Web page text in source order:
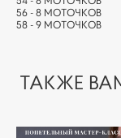
56 - 8 МОТОЧКОВ
58 - 9 МОТОЧКОВ
ТАКЖЕ